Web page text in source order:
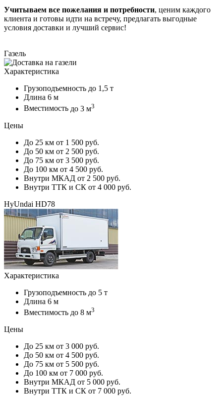
Учитываем все пожелания и потребности, ценим каждого
клиента и готовы идти на встречу, предлагать выгодные
условия доставки и лучший сервис!
Газель
Характеристика
Грузоподъемность до 1,5 т
Длина 6 м
Вместимость до 3 м3
Цены
До 25 км от 1 500 руб.
До 50 км от 2 500 руб.
До 75 км от 3 500 руб.
До 100 км от 4 500 руб.
Внутри МКАД от 2 500 руб.
Внутри ТТК и СК от 4 000 руб.
HyUndai HD78
Характеристика
Грузоподъемность до 5 т
Длина 6 м
Вместимость до 8 м3
Цены
До 25 км от 3 000 руб.
До 50 км от 4 500 руб.
До 75 км от 5 500 руб.
До 100 км от 7 000 руб.
Внутри МКАД от 5 000 руб.
Внутри ТТК и СК от 7 000 руб.